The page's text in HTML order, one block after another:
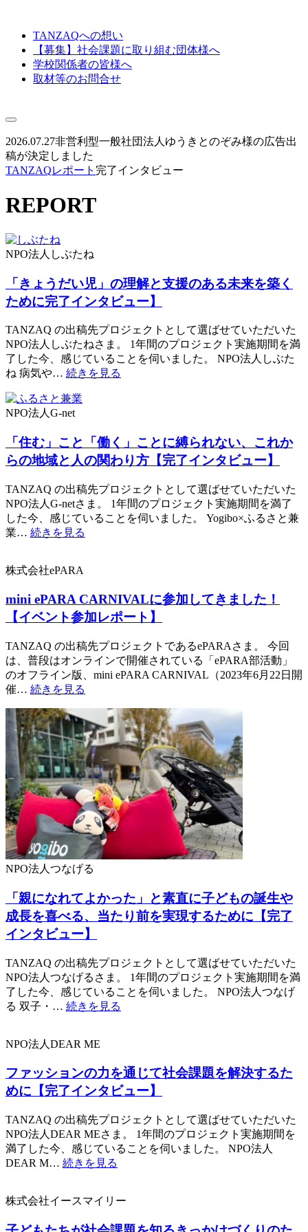
TANZAQへの想い
【募集】社会課題に取り組む団体様へ
学校関係者の皆様へ
取材等のお問合せ
2026.07.27非営利型一般社団法人ゆうきとのぞみ様の広告出
稿が決定しました
TANZAQレポート 完了インタビュー
REPORT
NPO法人しぶたね
「きょうだい児」の理解と支援のある未来を築く
ために完了インタビュー】
TANZAQ の出稿先プロジェクトとして選ばせていただいた
NPO法人しぶたねさま。 1年間のプロジェクト実施期間を満
了した今、感じていることを伺いました。 NPO法人しぶた
ね 病気や… 続きを見る
NPO法人G-net
「住む」こと「働く」ことに縛られない、これか
らの地域と人の関わり方【完了インタビュー】
TANZAQ の出稿先プロジェクトとして選ばせていただいた
NPO法人G-netさま。 1年間のプロジェクト実施期間を満了
した今、感じていることを伺いました。 Yogibo×ふるさと兼
業… 続きを見る
株式会社ePARA
mini ePARA CARNIVALに参加してきました！
【イベント参加レポート】
TANZAQ の出稿先プロジェクトであるePARAさま。 今回
は、普段はオンラインで開催されている「ePARA部活動」
のオフライン版、mini ePARA CARNIVAL（2023年6月22日開
催… 続きを見る
NPO法人つなげる
「親になれてよかった」と素直に子どもの誕生や
成長を喜べる、当たり前を実現するために【完了
インタビュー】
TANZAQ の出稿先プロジェクトとして選ばせていただいた
NPO法人つなげるさま。 1年間のプロジェクト実施期間を満
了した今、感じていることを伺いました。 NPO法人つなげ
る 双子・… 続きを見る
NPO法人DEAR ME
ファッションの力を通じて社会課題を解決するた
めに【完了インタビュー】
TANZAQ の出稿先プロジェクトとして選ばせていただいた
NPO法人DEAR MEさま。 1年間のプロジェクト実施期間を
満了した今、感じていることを伺いました。 NPO法人
DEAR M… 続きを見る
株式会社イースマイリー